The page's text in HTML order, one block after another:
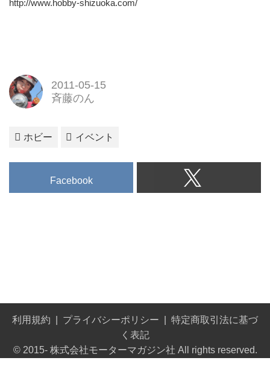
http://www.hobby-shizuoka.com/
2011-05-15
斉藤のん
ホビー イベント
Facebook
利用規約 プライバシーポリシー
特定商取引法に基づ
く表記
© 2015- 株式会社モーターマガジン社 All rights reserved.